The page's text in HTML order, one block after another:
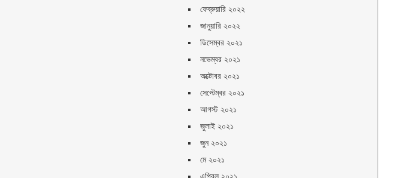
ফেব্রুয়ারি ২০২২
জানুয়ারি ২০২২
ডিসেম্বর ২০২১
নভেম্বর ২০২১
অক্টোবর ২০২১
সেপ্টেম্বর ২০২১
আগস্ট ২০২১
জুলাই ২০২১
জুন ২০২১
মে ২০২১